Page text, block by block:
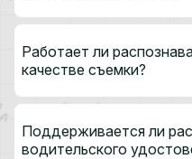
Работает ли
качестве съемки?
Поддерживается ли
водительского